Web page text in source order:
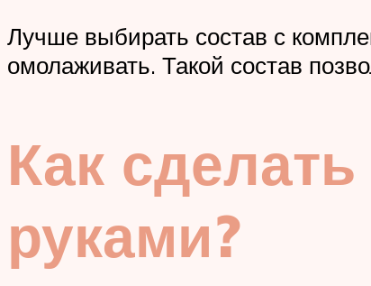
Лучше выбирать состав с
омолаживать. Такой состав
Как
руками?